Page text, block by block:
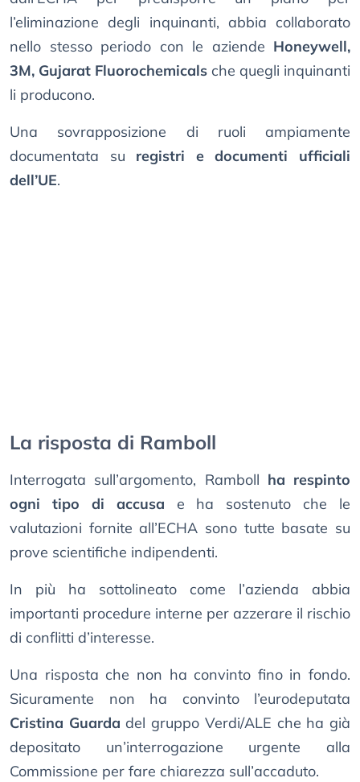
l’eliminazione degli inquinanti, abbia collaborato
nello stesso periodo con le aziende Honeywell,
3M, Gujarat Fluorochemicals che quegli inquinanti
li producono.
Una sovrapposizione di ruoli ampiamente
documentata su registri e documenti ufficiali
dell’UE.
La risposta di Ramboll
Interrogata sull’argomento, Ramboll ha respinto
ogni tipo di accusa e ha sostenuto che le
valutazioni fornite all’ECHA sono tutte basate su
prove scientifiche indipendenti.
In più ha sottolineato come l’azienda abbia
importanti procedure interne per azzerare il rischio
di conflitti d’interesse.
Una risposta che non ha convinto fino in fondo.
Sicuramente non ha convinto l’eurodeputata
Cristina Guarda del gruppo Verdi/ALE che ha già
depositato un’interrogazione urgente alla
Commissione per fare chiarezza sull’accaduto.